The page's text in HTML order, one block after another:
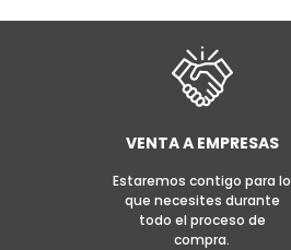
VENTA A EMPRESAS
Estaremos contigo para lo
que necesites durante
todo el proceso de
compra.